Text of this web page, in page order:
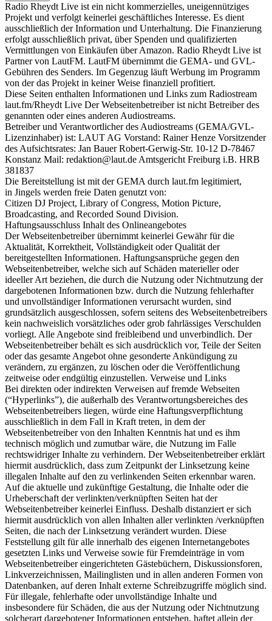
Radio Rheydt Live ist ein nicht kommerzielles, uneigennütziges
Projekt und verfolgt keinerlei geschäftliches Interesse. Es dient
ausschließlich der Information und Unterhaltung. Die Finanzierung
erfolgt ausschließlich privat, über Spenden und qualifizierten
Vermittlungen von Einkäufen über Amazon. Radio Rheydt Live ist
Partner von LautFM. LautFM übernimmt die GEMA- und GVL-
Gebühren des Senders. Im Gegenzug läuft Werbung im Programm
von der das Projekt in keiner Weise finanziell profitiert.
Diese Seiten enthalten Informationen und Links zum Radiostream
laut.fm/Rheydt Live Der Webseitenbetreiber ist nicht Betreiber des
genannten oder eines anderen Audiostreams.
Betreiber und Verantwortlicher des Audiostreams (GEMA/GVL-
Lizenzinhaber) ist: LAUT AG Vorstand: Rainer Henze Vorsitzender
des Aufsichtsrates: Jan Bauer Robert-Gerwig-Str. 10-12 D-78467
Konstanz Mail: redaktion@laut.de Amtsgericht Freiburg i.B. HRB
381837
Die Bereitstellung ist mit der GEMA durch laut.fm legitimiert,
in Jingels werden freie Daten genutzt von:
Citizen DJ Project, Library of Congress, Motion Picture,
Broadcasting, and Recorded Sound Division.
Haftungsausschluss Inhalt des Onlineangebotes
Der Webseitenbetreiber übernimmt keinerlei Gewähr für die
Aktualität, Korrektheit, Vollständigkeit oder Qualität der
bereitgestellten Informationen. Haftungsansprüche gegen den
Webseitenbetreiber, welche sich auf Schäden materieller oder
ideeller Art beziehen, die durch die Nutzung oder Nichtnutzung der
dargebotenen Informationen bzw. durch die Nutzung fehlerhafter
und unvollständiger Informationen verursacht wurden, sind
grundsätzlich ausgeschlossen, sofern seitens des Webseitenbetreibers
kein nachweislich vorsätzliches oder grob fahrlässiges Verschulden
vorliegt. Alle Angebote sind freibleibend und unverbindlich. Der
Webseitenbetreiber behält es sich ausdrücklich vor, Teile der Seiten
oder das gesamte Angebot ohne gesonderte Ankündigung zu
verändern, zu ergänzen, zu löschen oder die Veröffentlichung
zeitweise oder endgültig einzustellen. Verweise und Links
Bei direkten oder indirekten Verweisen auf fremde Webseiten
(“Hyperlinks”), die außerhalb des Verantwortungsbereiches des
Webseitenbetreibers liegen, würde eine Haftungsverpflichtung
ausschließlich in dem Fall in Kraft treten, in dem der
Webseitenbetreiber von den Inhalten Kenntnis hat und es ihm
technisch möglich und zumutbar wäre, die Nutzung im Falle
rechtswidriger Inhalte zu verhindern. Der Webseitenbetreiber erklärt
hiermit ausdrücklich, dass zum Zeitpunkt der Linksetzung keine
illegalen Inhalte auf den zu verlinkenden Seiten erkennbar waren.
Auf die aktuelle und zukünftige Gestaltung, die Inhalte oder die
Urheberschaft der verlinkten/verknüpften Seiten hat der
Webseitenbetreiber keinerlei Einfluss. Deshalb distanziert er sich
hiermit ausdrücklich von allen Inhalten aller verlinkten /verknüpften
Seiten, die nach der Linksetzung verändert wurden. Diese
Feststellung gilt für alle innerhalb des eigenen Internetangebotes
gesetzten Links und Verweise sowie für Fremdeinträge in vom
Webseitenbetreiber eingerichteten Gästebüchern, Diskussionsforen,
Linkverzeichnissen, Mailinglisten und in allen anderen Formen von
Datenbanken, auf deren Inhalt externe Schreibzugriffe möglich sind.
Für illegale, fehlerhafte oder unvollständige Inhalte und
insbesondere für Schäden, die aus der Nutzung oder Nichtnutzung
solcherart dargebotener Informationen entstehen, haftet allein der